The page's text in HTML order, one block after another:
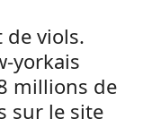
viols.
yorkais
millions de
sur le site